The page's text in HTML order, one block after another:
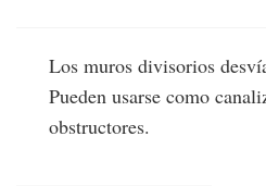
Los muros divisorios
Pueden usarse como
obstructores.